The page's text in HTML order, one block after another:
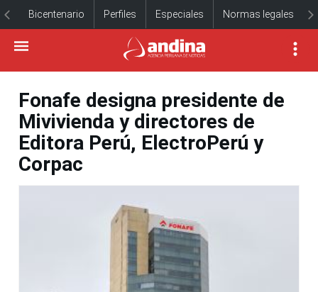
Bicentenario Perfiles Especiales Normas legales
Fonafe designa presidente de
Mivivienda y directores de
Editora Perú, ElectroPerú y
Corpac